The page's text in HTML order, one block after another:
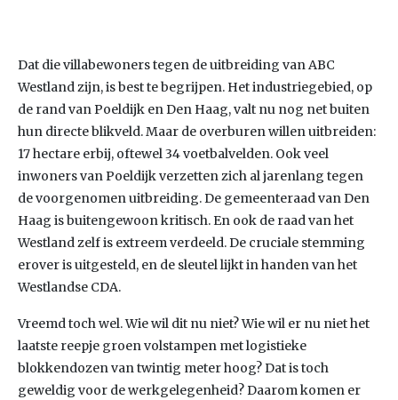
Dat die villabewoners tegen de uitbreiding van ABC
Westland zijn, is best te begrijpen. Het industriegebied, op
de rand van Poeldijk en Den Haag, valt nu nog net buiten
hun directe blikveld. Maar de overburen willen uitbreiden:
17 hectare erbij, oftewel 34 voetbalvelden. Ook veel
inwoners van Poeldijk verzetten zich al jarenlang tegen
de voorgenomen uitbreiding. De gemeenteraad van Den
Haag is buitengewoon kritisch. En ook de raad van het
Westland zelf is extreem verdeeld. De cruciale stemming
erover is uitgesteld, en de sleutel lijkt in handen van het
Westlandse CDA.
Vreemd toch wel. Wie wil dit nu niet? Wie wil er nu niet het
laatste reepje groen volstampen met logistieke
blokkendozen van twintig meter hoog? Dat is toch
geweldig voor de werkgelegenheid? Daarom komen er